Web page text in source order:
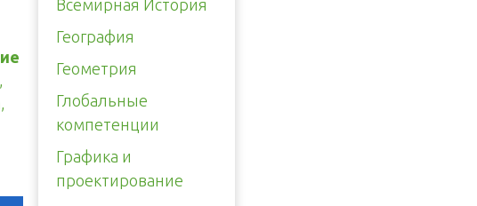
Всемирная История
География
Геометрия
Глобальные
компетенции
Графика и
проектирование